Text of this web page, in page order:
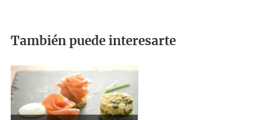
También puede interesarte